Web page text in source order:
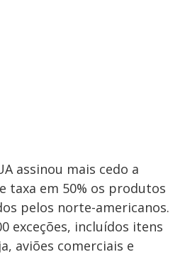
assinou mais cedo a
taxa em 50% os produtos
pelos norte-americanos.
exceções, incluídos itens
aviões comerciais e